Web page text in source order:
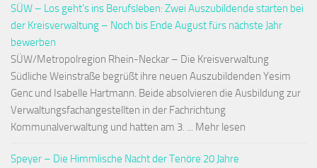
SÜW – Los geht’s ins Berufsleben: Zwei Auszubildende starten bei
der Kreisverwaltung – Noch bis Ende August fürs nächste Jahr
bewerben
SÜW/Metropolregion Rhein-Neckar – Die Kreisverwaltung
Südliche Weinstraße begrüßt ihre neuen Auszubildenden Yesim
Genc und Isabelle Hartmann. Beide absolvieren die Ausbildung zur
Verwaltungsfachangestellten in der Fachrichtung
Kommunalverwaltung und hatten am 3. ... Mehr lesen
Speyer – Die Himmlische Nacht der Tenöre 20 Jahre